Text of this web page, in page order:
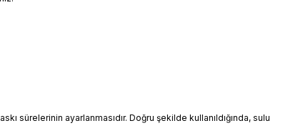
sürelerinin ayarlanmasıdır. Doğru şekilde kullanıldığında, sulu